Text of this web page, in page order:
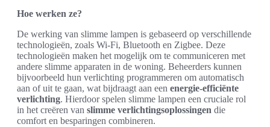
Hoe werken ze?
De werking van slimme lampen is gebaseerd op verschillende
technologieën, zoals Wi-Fi, Bluetooth en Zigbee. Deze
technologieën maken het mogelijk om te communiceren met
andere slimme apparaten in de woning. Beheerders kunnen
bijvoorbeeld hun verlichting programmeren om automatisch
aan of uit te gaan, wat bijdraagt aan een energie-efficiënte
verlichting. Hierdoor spelen slimme lampen een cruciale rol
in het creëren van slimme verlichtingsoplossingen die
comfort en besparingen combineren.